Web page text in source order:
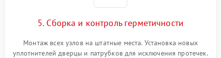
5. Сборка и контроль герметичности
Монтаж всех узлов на штатные места. Установка новых
уплотнителей дверцы и патрубков для исключения протечек.